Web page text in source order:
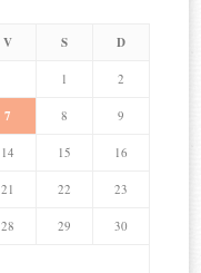
V S D
1 2
7 8 9
14 15 16
21 22 23
28 29 30